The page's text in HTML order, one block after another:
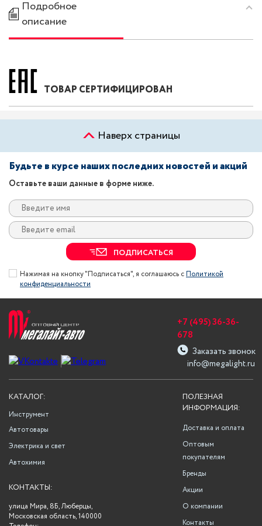
Подробное
описание
ТОВАР СЕРТИФИЦИРОВАН
Наверх страницы
Будьте в курсе наших последних новостей и акций
Оставьте ваши данные в форме ниже.
ПОДПИСАТЬСЯ
Нажимая на кнопку "Подписаться", я соглашаюсь сПолитикой
конфиденциальности
info@megalight.ru
+7 (495) 36-36-
678
Заказать звонок
ПОЛЕЗНАЯ
ИНФОРМАЦИЯ:
Доставка и оплата
Оптовым
покупателям
Бренды
Акции
О компании
Контакты
КАТАЛОГ:
Инструмент
Автотовары
Электрика и свет
Автохимия
КОНТАКТЫ:
улица Мира, 8Б, Люберцы,
Московская область, 140000